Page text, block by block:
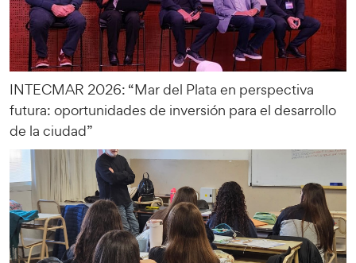
INTECMAR 2026: “Mar del Plata en perspectiva
futura: oportunidades de inversión para el desarrollo
de la ciudad”